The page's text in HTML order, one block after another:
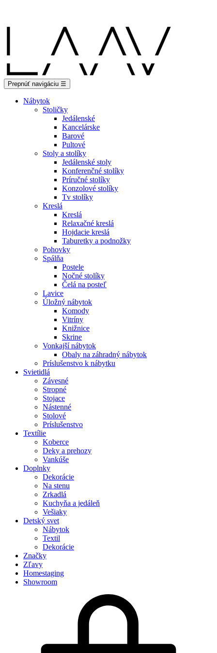
Prepnúť navigáciu ☰
Nábytok
Stoličky
Jedálenské
Kancelárske
Barové
Pultové
Stoly a stolíky
Jedálenské stoly
Konferenčné stolíky
Príručné stolíky
Konzolové stolíky
Tv stolíky
Kreslá
Kreslá
Relaxačné kreslá
Hojdacie kreslá
Taburetky a podnožky
Pohovky
Spálňa
Postele
Nočné stolíky
Čelá na posteľ
Lavice
Úložný nábytok
Komody
Vitríny
Knižnice
Skrine
Vonkajší nábytok
Obaly na záhradný nábytok
Príslušenstvo k nábytku
Svietidlá
Závesné
Stropné
Stojace
Nástenné
Stolové
Príslušenstvo
Textílie
Koberce
Deky a prehozy
Vankúše
Doplnky
Dekorácie
Na stenu
Zrkadlá
Kuchyňa a jedáleň
Vešiaky
Detský svet
Nábytok
Textil
Dekorácie
Značky
Zľavy
Homestaging
Showroom